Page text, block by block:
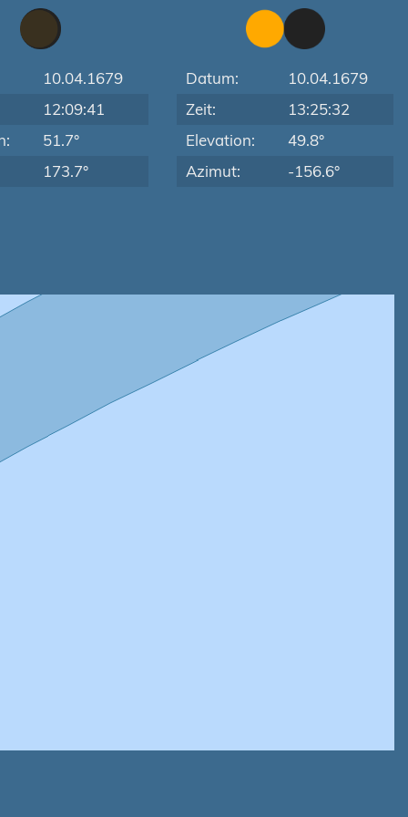
10.04.1679
12:09:41
51.7°
173.7°
Datum:
10.04.1679
Zeit:
13:25:32
Elevation:
49.8°
Azimut:
-156.6°